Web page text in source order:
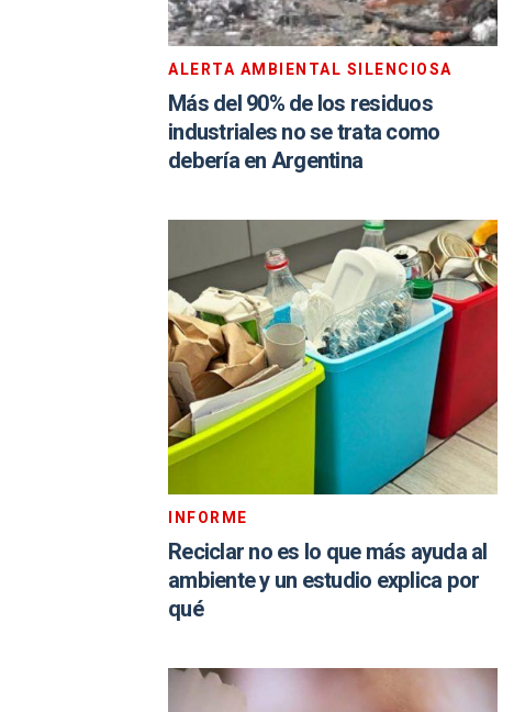
ALERTA AMBIENTAL SILENCIOSA
Más del 90% de los residuos
industriales no se trata como
debería en Argentina
INFORME
Reciclar no es lo que más ayuda al
ambiente y un estudio explica por
qué